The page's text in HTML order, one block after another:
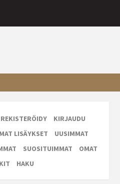
REKISTERÖIDY
KIRJAUDU
LISÄYKSET
UUSIMMAT
SUOSITUIMMAT
OMAT
HAKU